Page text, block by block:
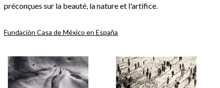
préconçues sur la beauté, la nature et l'artifice.
Fundación Casa de México en España